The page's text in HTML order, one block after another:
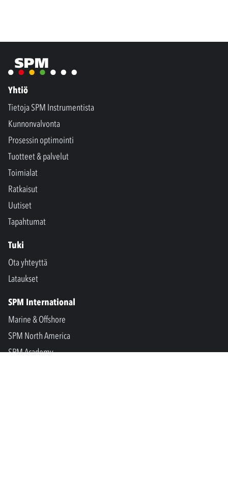
Yhtiö
Tietoja SPM Instrumentista
Kunnonvalvonta
Prosessin optimointi
Tuotteet & palvelut
Toimialat
Ratkaisut
Uutiset
Tapahtumat
Tuki
Ota yhteyttä
Lataukset
SPM International
Marine & Offshore
SPM North America
SPM Academy